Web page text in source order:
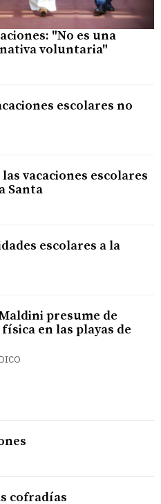
"No es una
voluntaria"
escolares no
vacaciones escolares
Santa
escolares a la
presume de
en las playas de
cofradías